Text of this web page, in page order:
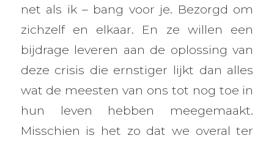
net als ik – bang voor je. Bezorgd om
zichzelf en elkaar. En ze willen een
bijdrage leveren aan de oplossing van
deze crisis die ernstiger lijkt dan alles
wat de meesten van ons tot nog toe in
hun leven hebben meegemaakt.
Misschien is het zo dat we overal ter